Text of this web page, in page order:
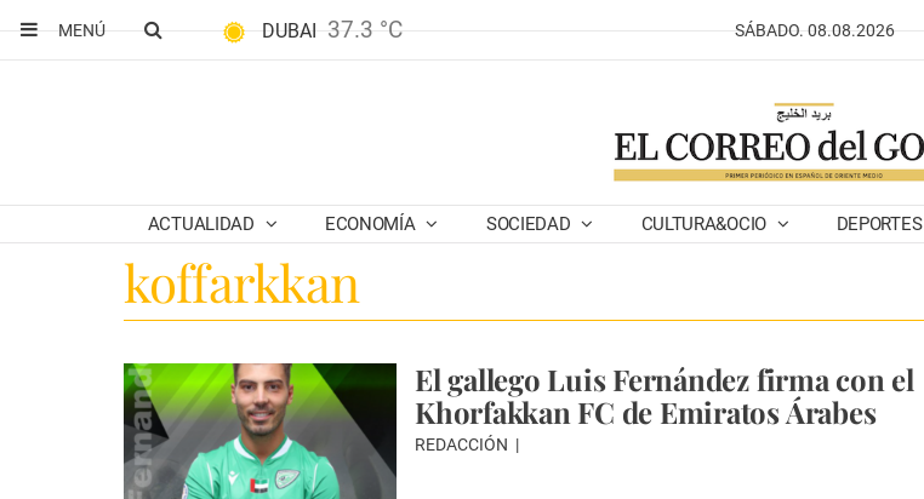
MENÚ
DUBAI 37.3 °C SÁBADO. 08.08.2026
ACTUALIDAD ECONOMÍA SOCIEDAD CULTURA&OCIO DEPORTES
koffarkkan
El gallego Luis Fernández firma con el
Khorfakkan FC de Emiratos Árabes
REDACCIÓN